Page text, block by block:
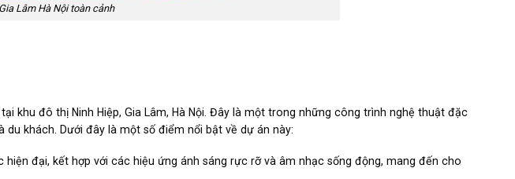
Lâm Hà Nội toàn cảnh
khu đô thị Ninh Hiệp, Gia Lâm, Hà Nội. Đây là một trong những công trình nghệ thuật đặc
khách. Dưới đây là một số điểm nổi bật về dự án này:
đại, kết hợp với các hiệu ứng ánh sáng rực rỡ và âm nhạc sống động, mang đến cho